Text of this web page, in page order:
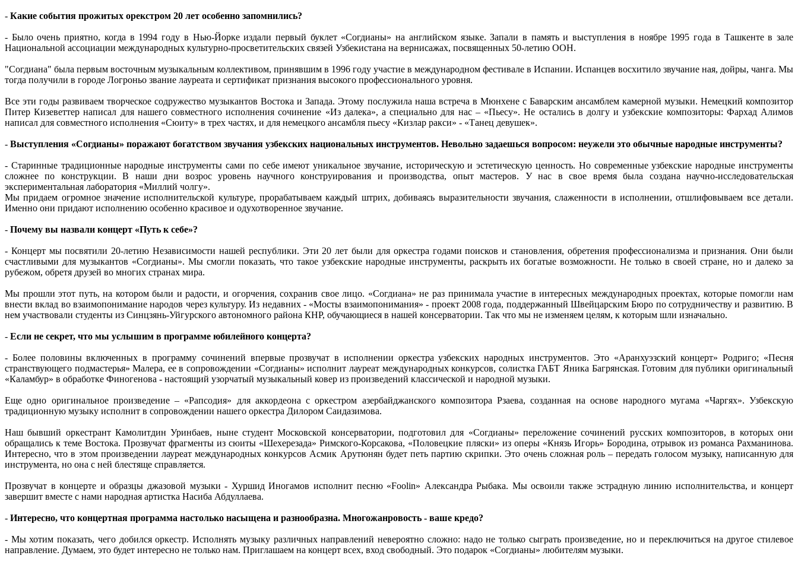
- Какие события прожитых орекстром 20 лет особенно запомнились?
- Было очень приятно, когда в 1994 году в Нью-Йорке издали первый буклет «Согдианы» на английском языке. Запали в память и выступления в ноябре 1995 года в Ташкенте в зале
Национальной ассоциации международных культурно-просветительских связей Узбекистана на вернисажах, посвященных 50-летию ООН.
"Согдиана" была первым восточным музыкальным коллективом, принявшим в 1996 году участие в международном фестивале в Испании. Испанцев восхитило звучание ная, дойры, чанга. Мы
тогда получили в городе Логроньо звание лауреата и сертификат признания высокого профессионального уровня.
Все эти годы развиваем творческое содружество музыкантов Востока и Запада. Этому послужила наша встреча в Мюнхене с Баварским ансамблем камерной музыки. Немецкий композитор
Питер Кизеветтер написал для нашего совместного исполнения сочинение «Из далека», а специально для нас – «Пьесу». Не остались в долгу и узбекские композиторы: Фархад Алимов
написал для совместного исполнения «Сюиту» в трех частях, и для немецкого ансамбля пьесу «Кизлар ракси» - «Танец девушек».
- Выступления «Согдианы» поражают богатством звучания узбекских национальных инструментов. Невольно задаешься вопросом: неужели это обычные народные инструменты?
- Старинные традиционные народные инструменты сами по себе имеют уникальное звучание, историческую и эстетическую ценность. Но современные узбекские народные инструменты
сложнее по конструкции. В наши дни возрос уровень научного конструирования и производства, опыт мастеров. У нас в свое время была создана научно-исследовательская
экспериментальная лаборатория «Миллий чолгу».
Мы придаем огромное значение исполнительской культуре, прорабатываем каждый штрих, добиваясь выразительности звучания, слаженности в исполнении, отшлифовываем все детали.
Именно они придают исполнению особенно красивое и одухотворенное звучание.
- Почему вы назвали концерт «Путь к себе»?
- Концерт мы посвятили 20-летию Независимости нашей республики. Эти 20 лет были для оркестра годами поисков и становления, обретения профессионализма и признания. Они были
счастливыми для музыкантов «Согдианы». Мы смогли показать, что такое узбекские народные инструменты, раскрыть их богатые возможности. Не только в своей стране, но и далеко за
рубежом, обретя друзей во многих странах мира.
Мы прошли этот путь, на котором были и радости, и огорчения, сохранив свое лицо. «Согдиана» не раз принимала участие в интересных международных проектах, которые помогли нам
внести вклад во взаимопонимание народов через культуру. Из недавних - «Мосты взаимопонимания» - проект 2008 года, поддержанный Швейцарским Бюро по сотрудничеству и развитию. В
нем участвовали студенты из Синцзянь-Уйгурского автономного района КНР, обучающиеся в нашей консерватории. Так что мы не изменяем целям, к которым шли изначально.
- Если не секрет, что мы услышим в программе юбилейного концерта?
- Более половины включенных в программу сочинений впервые прозвучат в исполнении оркестра узбекских народных инструментов. Это «Аранхуэзский концерт» Родриго; «Песня
странствующего подмастерья» Малера, ее в сопровождении «Согдианы» исполнит лауреат международных конкурсов, солистка ГАБТ Яника Багрянская. Готовим для публики оригинальный
«Каламбур» в обработке Финогенова - настоящий узорчатый музыкальный ковер из произведений классической и народной музыки.
Еще одно оригинальное произведение – «Рапсодия» для аккордеона с оркестром азербайджанского композитора Рзаева, созданная на основе народного мугама «Чаргях». Узбекскую
традиционную музыку исполнит в сопровождении нашего оркестра Дилором Саидазимова.
Наш бывший оркестрант Камолитдин Уринбаев, ныне студент Московской консерватории, подготовил для «Согдианы» переложение сочинений русских композиторов, в которых они
обращались к теме Востока. Прозвучат фрагменты из сюиты «Шехерезада» Римского-Корсакова, «Половецкие пляски» из оперы «Князь Игорь» Бородина, отрывок из романса Рахманинова.
Интересно, что в этом произведении лауреат международных конкурсов Асмик Арутюнян будет петь партию скрипки. Это очень сложная роль – передать голосом музыку, написанную для
инструмента, но она с ней блестяще справляется.
Прозвучат в концерте и образцы джазовой музыки - Хуршид Иногамов исполнит песню «Foolin» Александра Рыбака. Мы освоили также эстрадную линию исполнительства, и концерт
завершит вместе с нами народная артистка Насиба Абдуллаева.
- Интересно, что концертная программа настолько насыщена и разнообразна. Многожанровость - ваше кредо?
- Мы хотим показать, чего добился оркестр. Исполнять музыку различных направлений невероятно сложно: надо не только сыграть произведение, но и переключиться на другое стилевое
направление. Думаем, это будет интересно не только нам. Приглашаем на концерт всех, вход свободный. Это подарок «Согдианы» любителям музыки.